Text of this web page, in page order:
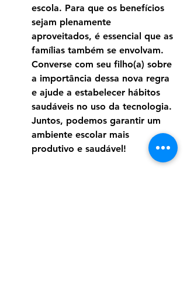
escola. Para que os benefícios
sejam plenamente
aproveitados, é essencial que as
famílias também se envolvam.
Converse com seu filho(a) sobre
a importância dessa nova regra
e ajude a estabelecer hábitos
saudáveis no uso da tecnologia.
Juntos, podemos garantir um
ambiente escolar mais
produtivo e saudável!